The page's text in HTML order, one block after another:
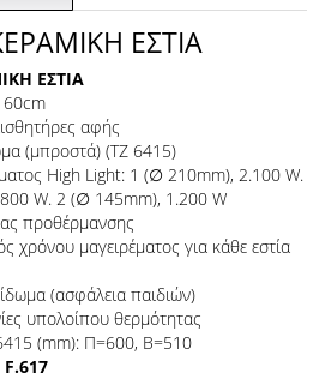
ΕΣΤΙΑ
ΕΣΤΙΑ
60cm
αφής
(μπροστά) (TZ 6415)
High Light: 1 (∅ 210mm), 2.100 W.
W. 2 (∅ 145mm), 1.200 W
προθέρμανσης
χρόνου μαγειρέματος για κάθε εστία
(ασφάλεια παιδιών)
υπολοίπου θερμότητας
(mm): Π=600, Β=510